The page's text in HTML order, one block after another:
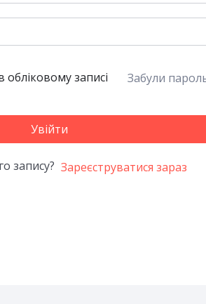
записі Забули
Увійти
запису? Зареєструватися зараз